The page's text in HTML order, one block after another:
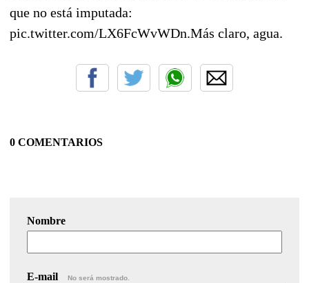
que no está imputada:
pic.twitter.com/LX6FcWvWDn.Más claro, agua.
0 COMENTARIOS
Nombre
E-mail No será mostrado.